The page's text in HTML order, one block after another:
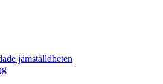
jämställdheten